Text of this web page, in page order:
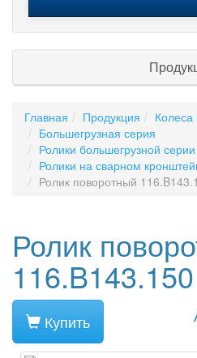
Главная Продукция
Большегрузная серия
Ролики большегрузной
Ролики на сварном
Ролик поворотный
Ролик
116.B143.150
Купить